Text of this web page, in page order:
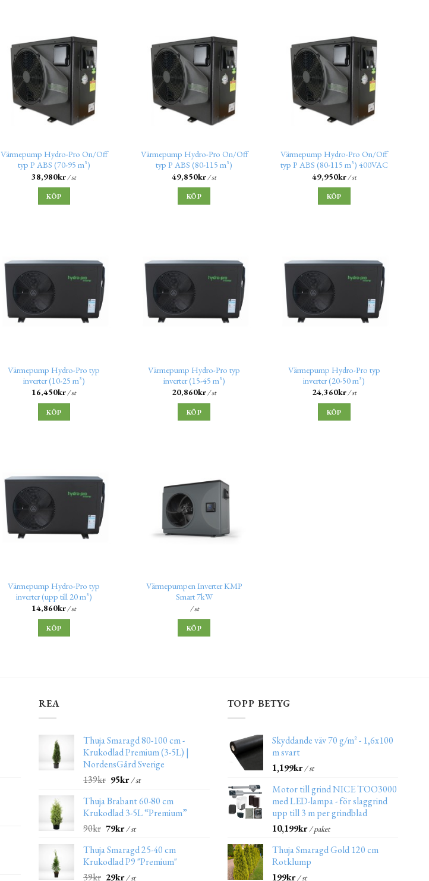
Värmepump Hydro-Pro On/Off
typ P ABS (70-95 m³)
38,980kr/ st
KÖP
Värmepump Hydro-Pro On/Off
typ P ABS (80-115 m³)
49,850kr/ st
KÖP
Värmepump Hydro-Pro On/Off
typ P ABS (80-115 m³) 400VAC
49,950kr/ st
KÖP
Värmepump Hydro-Pro typ
inverter (10-25 m³)
16,450kr/ st
KÖP
Värmepump Hydro-Pro typ
inverter (15-45 m³)
20,860kr/ st
KÖP
Värmepump Hydro-Pro typ
inverter (20-50 m³)
24,360kr/ st
KÖP
Värmepump Hydro-Pro typ
inverter (upp till 20 m³)
14,860kr/ st
KÖP
Värmepumpen Inverter KMP
Smart 7kW
/ st
KÖP
REA
Thuja Smaragd 80-100 cm -
Krukodlad Premium (3-5L) |
NordensGård Sverige
139kr 95kr/ st
Thuja Brabant 60-80 cm
Krukodlad 3-5L “Premium”
90kr 79kr/ st
Thuja Smaragd 25-40 cm
Krukodlad P9 "Premium"
39kr 29kr/ st
TOPP BETYG
Skyddande väv 70 g/m² - 1,6x100
m svart
1,199kr/ st
Motor till grind NICE TOO3000
med LED-lampa - för slaggrind
upp till 3 m per grindblad
10,199kr/ paket
Thuja Smaragd Gold 120 cm
Rotklump
199kr/ st